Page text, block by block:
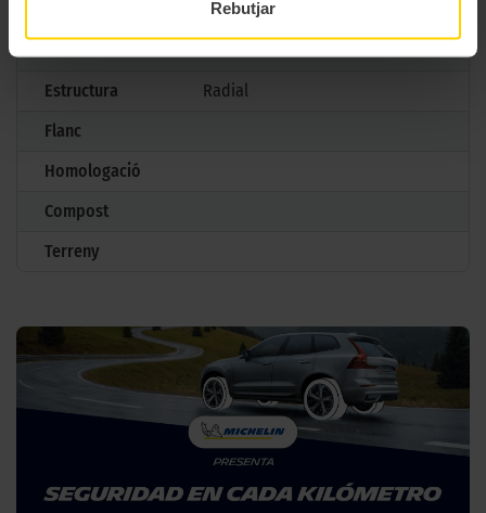
Rebutjar
Estructura
Radial
Flanc
Homologació
Compost
Terreny